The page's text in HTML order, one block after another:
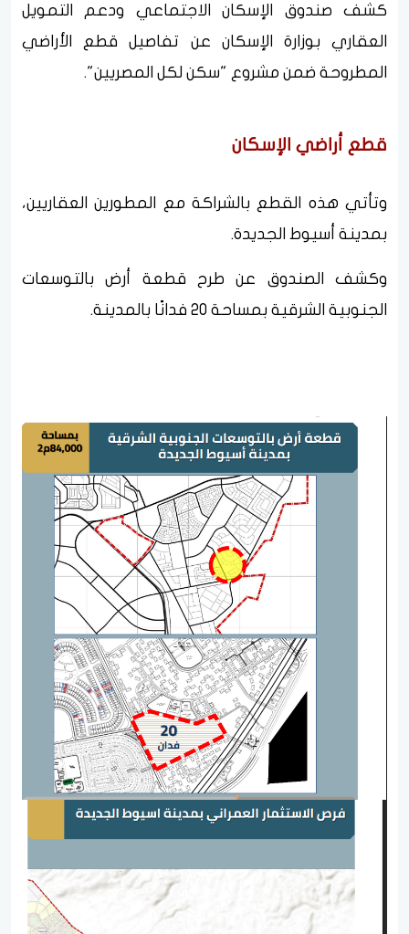
كشف صندوق الإسكان الاجتماعي ودعم التمويل
العقاري بوزارة الإسكان عن تفاصيل قطع الأراضي
المطروحة ضمن مشروع "سكن لكل المصريين".
قطع أراضي الإسكان
وتأتي هذه القطع بالشراكة مع المطورين العقاريين،
بمدينة أسيوط الجديدة.
وكشف الصندوق عن طرح قطعة أرض بالتوسعات
الجنوبية الشرقية بمساحة 20 فدانًا بالمدينة.